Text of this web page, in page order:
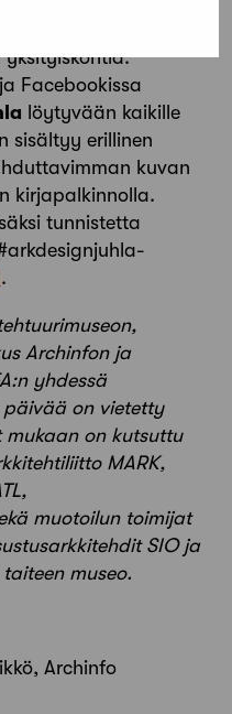
Facebookissa
löytyvään kaikille
sisältyy erillinen
kuvan
kirjapalkinnolla.
tunnistetta
.
Archinfon ja
yhdessä
on vietetty
mukaan on kutsuttu
MARK,
muotoilun toimijat
SIO ja
museo.
Archinfo